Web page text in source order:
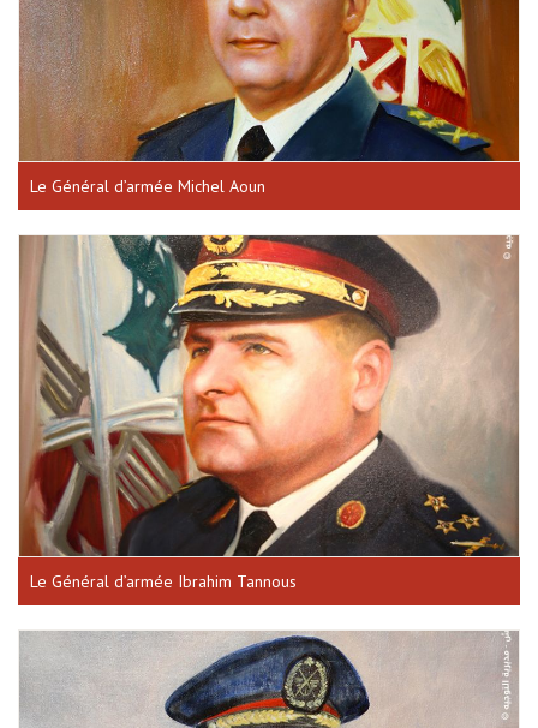
Le Général d’armée Michel Aoun
Le Général d’armée Ibrahim Tannous